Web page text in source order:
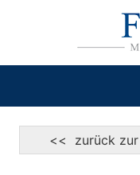
<< zurück zur